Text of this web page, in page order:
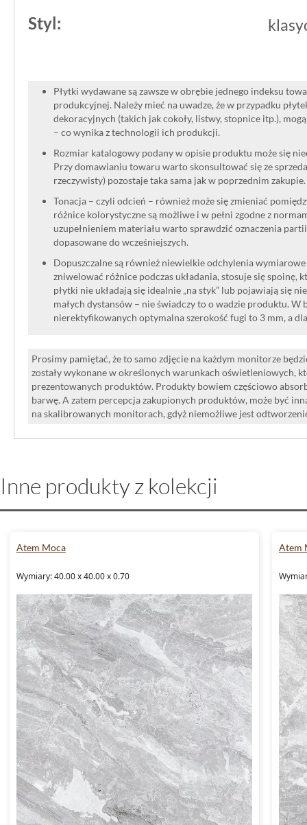
Styl:
Płytki wydawane są zawsze w obrębie jednego indeksu
produkcyjnej. Należy mieć na uwadze, że w przypadku
dekoracyjnych (takich jak cokoły, listwy, stopnice itp.),
– co wynika z technologii ich produkcji.
Rozmiar katalogowy podany w opisie produktu może się
Przy domawianiu towaru warto skonsultować się ze
rzeczywisty) pozostaje taka sama jak w poprzednim zakupie.
Tonacja – czyli odcień – również może się zmieniać
różnice kolorystyczne są możliwe i w pełni zgodne z
uzupełnieniem materiału warto sprawdzić oznaczenia
dopasowane do wcześniejszych.
Dopuszczalne są również niewielkie odchylenia
zniwelować różnice podczas układania, stosuje się spoinę,
płytki nie układają się idealnie „na styk” lub pojawiają się
małych dystansów – nie świadczy to o wadzie produktu. W
nierektyfikowanych optymalna szerokość fugi to 3 mm, a
Prosimy pamiętać, że to samo zdjęcie na każdym monitorze
zostały wykonane w określonych warunkach oświetleniowych,
prezentowanych produktów. Produkty bowiem częściowo
barwę. A zatem percepcja zakupionych produktów, może być
na skalibrowanych monitorach, gdyż niemożliwe jest
Inne produkty z kolekcji
Atem Moca
Wymiary: 40.00 x 40.00 x 0.70
Atem